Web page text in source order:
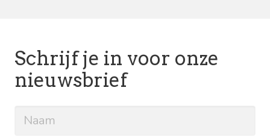
Schrijf je in voor onze
nieuwsbrief